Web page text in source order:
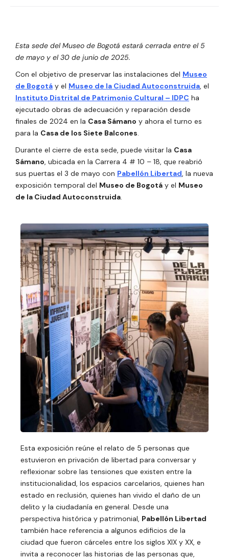
Esta sede del Museo de Bogotá estará cerrada entre el 5
de mayo y el 30 de junio de 2025.
Con el objetivo de preservar las instalaciones del Museo
de Bogotá y el Museo de la Ciudad Autoconstruida, el
Instituto Distrital de Patrimonio Cultural – IDPC ha
ejecutado obras de adecuación y reparación desde
finales de 2024 en la Casa Sámano y ahora el turno es
para la Casa de los Siete Balcones.
Durante el cierre de esta sede, puede visitar la Casa
Sámano, ubicada en la Carrera 4 # 10 – 18, que reabrió
sus puertas el 3 de mayo con Pabellón Libertad, la nueva
exposición temporal del Museo de Bogotá y el Museo
de la Ciudad Autoconstruida.
Esta exposición reúne el relato de 5 personas que
estuvieron en privación de libertad para conversar y
reflexionar sobre las tensiones que existen entre la
institucionalidad, los espacios carcelarios, quienes han
estado en reclusión, quienes han vivido el daño de un
delito y la ciudadanía en general. Desde una
perspectiva histórica y patrimonial, Pabellón Libertad
también hace referencia a algunos edificios de la
ciudad que fueron cárceles entre los siglos XIX y XX, e
invita a reconocer las historias de las personas que,